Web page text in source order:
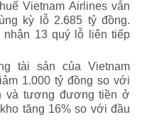
Vietnam Airlines vẫn
kỳ lỗ 2.685 tỷ đồng.
nhận 13 quý lỗ liên tiếp
tài sản của Vietnam
1.000 tỷ đồng so với
và tương đương tiền ở
tăng 16% so với đầu